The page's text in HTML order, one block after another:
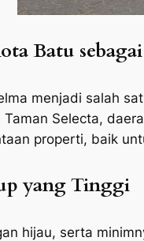
Batu
menjadi salah
Selecta,
properti, baik
yang Tinggi
hijau, serta